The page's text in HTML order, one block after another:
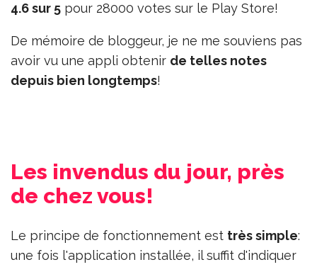
4.6 sur 5 pour 28000 votes sur le Play Store!
De mémoire de bloggeur, je ne me souviens pas
avoir vu une appli obtenir de telles notes
depuis bien longtemps!
Les invendus du jour, près
de chez vous!
Le principe de fonctionnement est très simple:
une fois l'application installée, il suffit d'indiquer